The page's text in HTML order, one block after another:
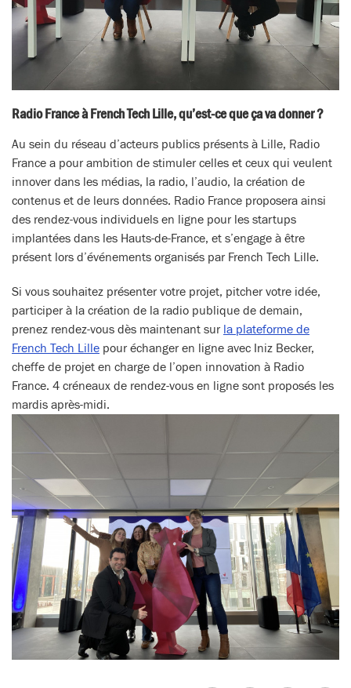
Radio France à French Tech Lille, qu’est-ce que ça va donner ?
Au sein du réseau d’acteurs publics présents à Lille, Radio
France a pour ambition de stimuler celles et ceux qui veulent
innover dans les médias, la radio, l’audio, la création de
contenus et de leurs données. Radio France proposera ainsi
des rendez-vous individuels en ligne pour les startups
implantées dans les Hauts-de-France, et s’engage à être
présent lors d’événements organisés par French Tech Lille.
Si vous souhaitez présenter votre projet, pitcher votre idée,
participer à la création de la radio publique de demain,
prenez rendez-vous dès maintenant sur la plateforme de
French Tech Lille pour échanger en ligne avec Iniz Becker,
cheffe de projet en charge de l’open innovation à Radio
France. 4 créneaux de rendez-vous en ligne sont proposés les
mardis après-midi.